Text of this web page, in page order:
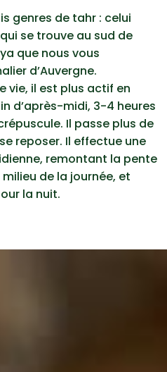
genres de tahr : celui
se trouve au sud de
que nous vous
d’Auvergne.
vie, il est plus actif en
d’après-midi, 3-4 heures
Il passe plus de
reposer. Il effectue une
remontant la pente
de la journée, et
la nuit.